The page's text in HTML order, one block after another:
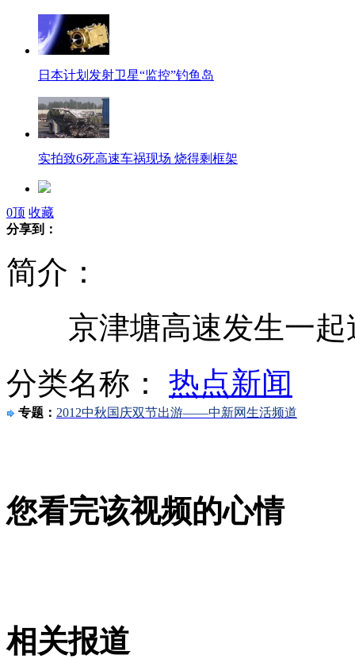
日本计划发射卫星“监控”钓鱼岛
实拍致6死高速车祸现场 烧得剩框架
京津塘高速追尾事故致6死 5名德国人
卡扎菲是被法国特工所杀？
深圳：套牌军车打人冲卡很猖狂
悲催 下车方便被落高速公路
女孩北京地铁殴打老人 痛下狠手拳打脚踢
0顶 收藏
分享到：
简介：
京津塘高速发生一起
分类名称： 热点新闻
专题： 2012中秋国庆双节出游——中新网生活频道
您看完该视频的心情
相关报道